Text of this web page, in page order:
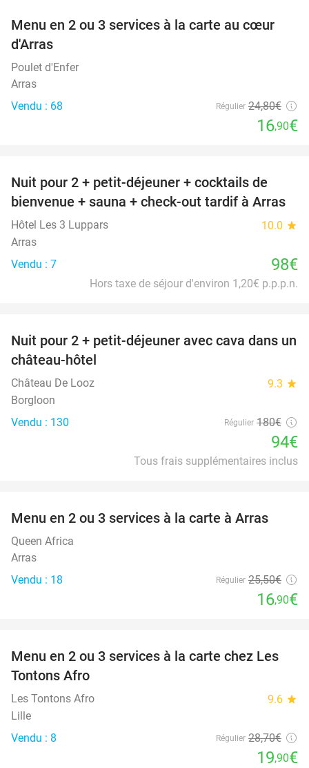
32%
Menu en 2 ou 3 services à la carte au cœur
d'Arras
Poulet d'Enfer
Arras
Vendu : 68
Régulier 24,80€
16,90€
Nuit pour 2 + petit-déjeuner + cocktails de
bienvenue + sauna + check-out tardif à Arras
Hôtel Les 3 Luppars 10.0 star
Arras
Vendu : 7
98€
Hors taxe de séjour d'environ 1,20€ p.p.p.n.
48%
Nuit pour 2 + petit-déjeuner avec cava dans un
château-hôtel
Château De Looz 9.3 star
Borgloon
Vendu : 130
Régulier 180€
94€
Tous frais supplémentaires inclus
34%
Menu en 2 ou 3 services à la carte à Arras
Queen Africa
Arras
Vendu : 18
Régulier 25,50€
16,90€
31%
Menu en 2 ou 3 services à la carte chez Les
Tontons Afro
Les Tontons Afro 9.6 star
Lille
Vendu : 8
Régulier 28,70€
19,90€